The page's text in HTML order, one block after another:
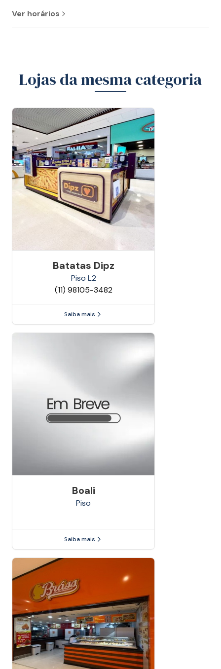
Ver horários
Lojas da mesma categoria
Batatas Dipz
Piso L2
(11) 98105-3482
Saiba mais
Boali
Piso
Saiba mais